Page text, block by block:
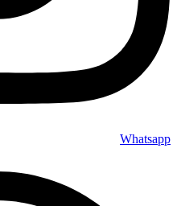
Whatsapp